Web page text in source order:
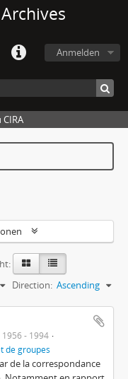
Anmelden
Direction: Ascending
1956 - 1994
de groupes
de la correspondance